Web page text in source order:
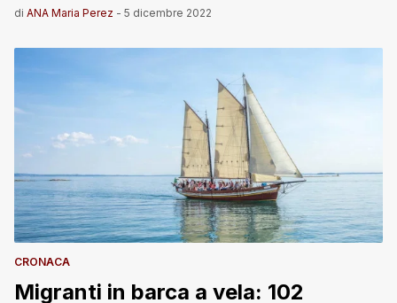
di ANA Maria Perez - 5 dicembre 2022
CRONACA
Migranti in barca a vela: 102